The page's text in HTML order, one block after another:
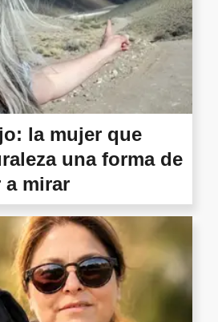
la mujer que
una forma de
a mirar